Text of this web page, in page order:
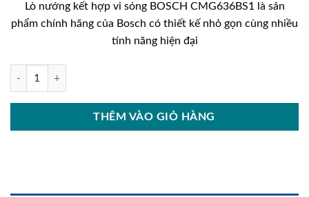
là:
55.000.000₫.
tại
là:
Lò nướng kết hợp vi sóng BOSCH CMG636BS1 là sản
phẩm chính hãng của Bosch có thiết kế nhỏ gọn cùng nhiều
tính năng hiện đại
Lò nướng kết hợp vi sóng BOSCH CMG636BS1 số lượng
THÊM VÀO GIỎ HÀNG